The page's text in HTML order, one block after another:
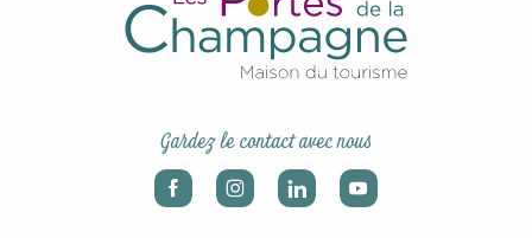
Gardez le contact avec nous